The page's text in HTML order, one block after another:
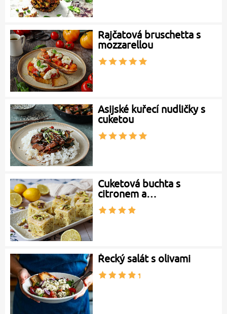
Rajčatová bruschetta s
mozzarellou
Asijské kuřecí nudličky s
cuketou
Cuketová buchta s
citronem a…
Řecký salát s olivami